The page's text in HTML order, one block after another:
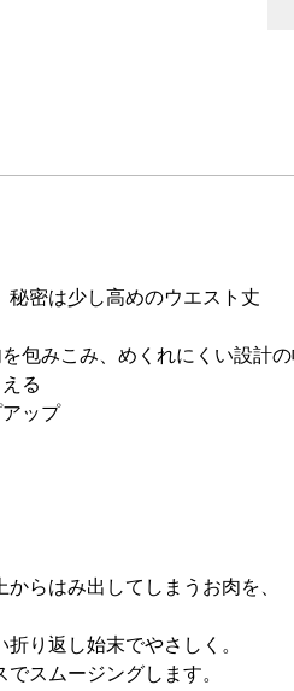
密は少し高めのウエスト丈
みこみ、めくれにくい設計
る
ップ
らはみ出してしまうお肉を、
り返し始末でやさしく。
スムージングします。